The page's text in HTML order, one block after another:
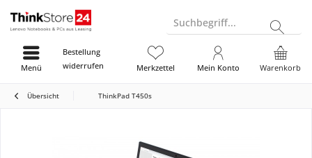
Suchbegriff...
Bestellung
widerrufen
Warenkorb
Merkzettel Mein Konto
Menü
Übersicht ThinkPad T450s